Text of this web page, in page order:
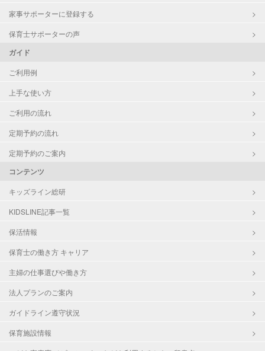
家事サポーターに登録する
保育士サポーターの声
ガイド
ご利用例
上手な使い方
ご利用の流れ
定期予約の流れ
定期予約のご案内
コンテンツ
キッズライン総研
KIDSLINE記事一覧
保活情報
保育士の働き方 キャリア
主婦の仕事選びや働き方
法人プランのご案内
ガイドライン遵守状況
保育施設情報